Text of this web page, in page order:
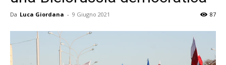
Da Luca Giordana - 9 Giugno 2021 87